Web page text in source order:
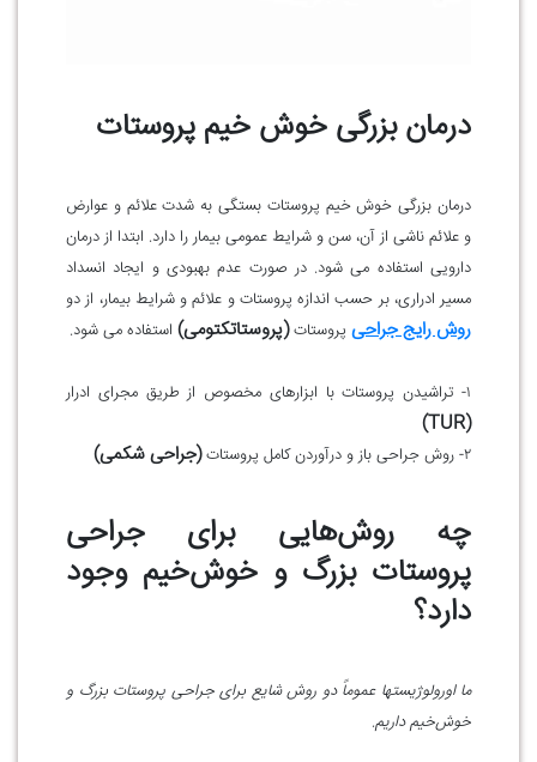
درمان بزرگی خوش خیم پروستات
درمان بزرگی خوش خیم پروستات بستگی به شدت علائم و عوارض
و علائم ناشی از آن، سن و شرایط عمومی بیمار را دارد. ابتدا از درمان
دارویی استفاده می شود. در صورت عدم بهبودی و ایجاد انسداد
مسیر ادراری، بر حسب اندازه پروستات و علائم و شرایط بیمار، از دو
روش رایج جراحی پروستات(پروستاتکتومی) استفاده می شود.
۱- تراشیدن پروستات با ابزارهای مخصوص از طریق مجرای ادرار
(TUR)
۲- روش جراحی باز و درآوردن کامل پروستات (جراحی شکمی)
چه روش‌هایی برای جراحی
پروستات بزرگ و خوش‌خیم وجود
دارد؟
ما اورولوژیستها عموماً دو روش شایع برای جراحی پروستات بزرگ و
خوش‌خیم داریم.